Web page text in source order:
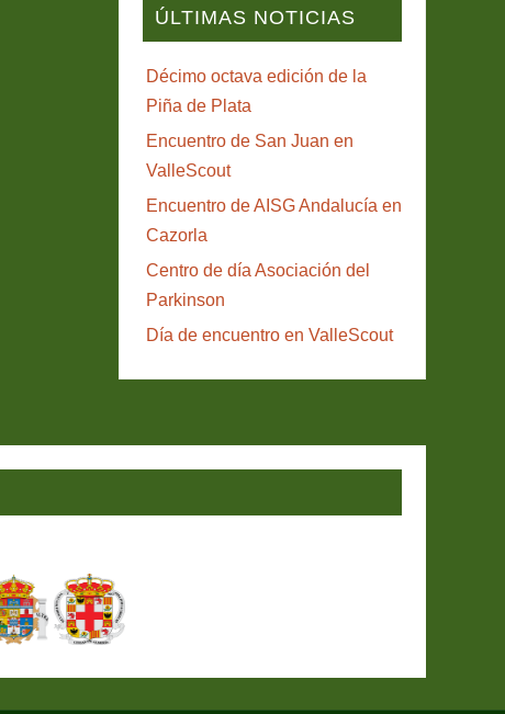
ÚLTIMAS NOTICIAS
Décimo octava edición de la
Piña de Plata
Encuentro de San Juan en
ValleScout
Encuentro de AISG Andalucía en
Cazorla
Centro de día Asociación del
Parkinson
Día de encuentro en ValleScout